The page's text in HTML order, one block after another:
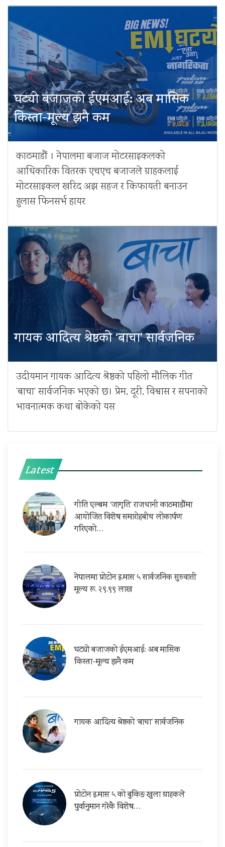
घट्यो बजाजको ईएमआई: अब मासिक
किस्ता-मूल्य झनै कम
काठमाडौं । नेपालमा बजाज मोटरसाइकलको
आधिकारिक वितरक एचएच बजाजले ग्राहकलाई
मोटरसाइकल खरिद अझ सहज र किफायती बनाउन
हुलास फिनसर्भ हायर
गायक आदित्य श्रेष्ठको ‘बाचा’ सार्वजनिक
उदीयमान गायक आदित्य श्रेष्ठको पहिलो मौलिक गीत
‘बाचा’ सार्वजनिक भएको छ। प्रेम, दूरी, विश्वास र सपनाको
भावनात्मक कथा बोकेको यस
Latest
गीति एल्बम ‘जागृति’ राजधानी काठमाडौंमा
आयोजित विशेष समारोहबीच लोकार्पण
गरिएको…
नेपालमा प्रोटोन इ.मास ५ सार्वजनिक सुरुवाती
मूल्य रू. २९.९९ लाख
घट्यो बजाजको ईएमआई: अब मासिक
किस्ता-मूल्य झनै कम
गायक आदित्य श्रेष्ठको ‘बाचा’ सार्वजनिक
प्रोटोन इ.मास ५ को बुकिङ खुला ग्राहकले
पुर्वानुमान गरेकै विशेष…